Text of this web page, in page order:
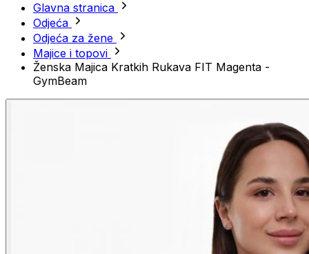
Glavna stranica
Odjeća
Odjeća za žene
Majice i topovi
Ženska Majica Kratkih Rukava FIT Magenta -
GymBeam